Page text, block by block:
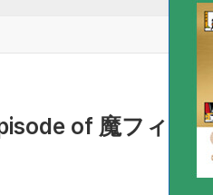
of 魔フィア 8